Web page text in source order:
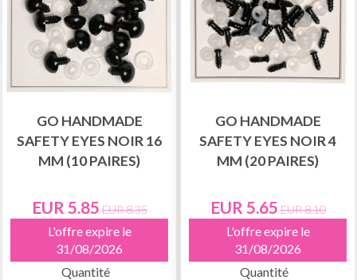
GO HANDMADE
SAFETY EYES NOIR 16
MM (10 PAIRES)
EUR 5.85 EUR 8.35
L'offre expire le
31/08/2026
Quantité
GO HANDMADE
SAFETY EYES NOIR 4
MM (20 PAIRES)
EUR 5.65 EUR 8.10
L'offre expire le
31/08/2026
Quantité